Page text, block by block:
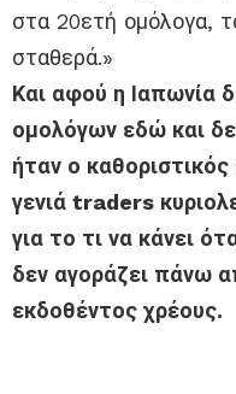
στα 20ετή ομόλογα,
σταθερά.»
Και αφού η Ιαπωνία
ομολόγων εδώ και
ήταν ο
γενιά traders
για το τι να κάνει
δεν αγοράζει πάνω
εκδοθέντος χρέους.